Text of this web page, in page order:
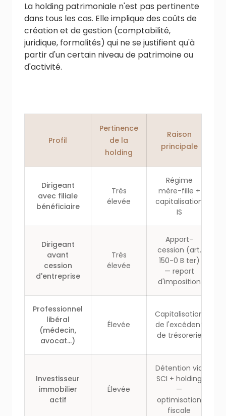
La holding patrimoniale n'est pas pertinente
dans tous les cas. Elle implique des coûts de
création et de gestion (comptabilité,
juridique, formalités) qui ne se justifient qu'à
partir d'un certain niveau de patrimoine ou
d'activité.
Profil
Pertinence
de la
holding
Raison
principale
Dirigeant
avec filiale
bénéficiaire
Très
élevée
Régime
mère-fille +
capitalisation
IS
Dirigeant
avant
cession
d'entreprise
Très
élevée
Apport-
cession (art.
150-0 B ter)
— report
d'imposition
Professionnel
libéral
(médecin,
avocat…)
Élevée
Capitalisation
de l'excédent
de trésorerie
Investisseur
immobilier
actif
Élevée
Détention via
SCI + holding
—
optimisation
fiscale